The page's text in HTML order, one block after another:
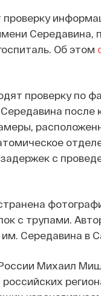
Середавина,
Об этом
проверку по
после
с
с трупами.
Середавина в
Михаил